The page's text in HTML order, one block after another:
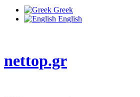
Greek
English
nettop.gr